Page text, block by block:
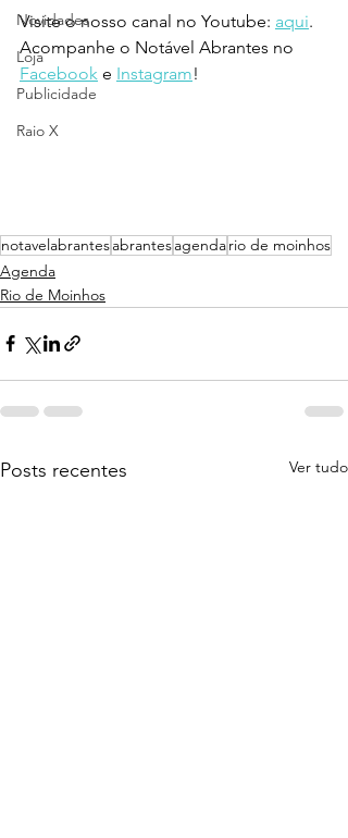
Novidades
Loja
Publicidade
Raio X
Visite o nosso canal no Youtube: aqui.
Acompanhe o Notável Abrantes no
Facebook e Instagram!
notavelabrantesabrantesagendario de moinhos
Agenda
Rio de Moinhos
Posts recentes Ver tudo